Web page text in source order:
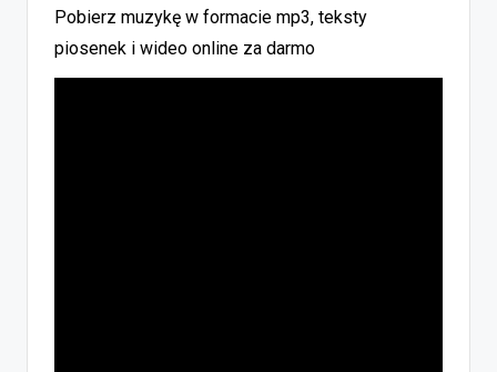
Pobierz muzykę w formacie mp3, teksty
piosenek i wideo online za darmo